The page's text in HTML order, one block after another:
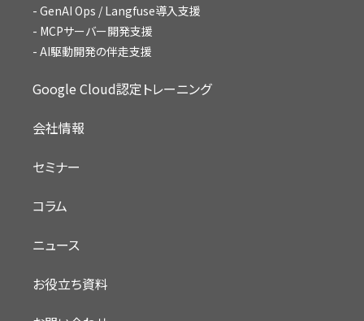
GenAI Ops / Langfuse導入支援
MCPサーバー開発支援
AI駆動開発の伴走支援
Google Cloud認定トレーニング
会社情報
セミナー
コラム
ニュース
お役立ち資料